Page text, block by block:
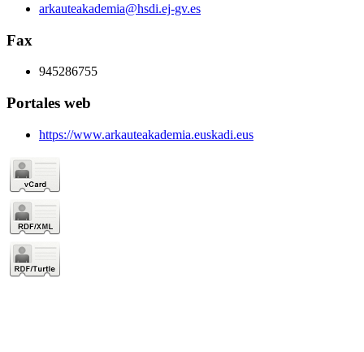
arkauteakademia@hsdi.ej-gv.es
Fax
945286755
Portales web
https://www.arkauteakademia.euskadi.eus